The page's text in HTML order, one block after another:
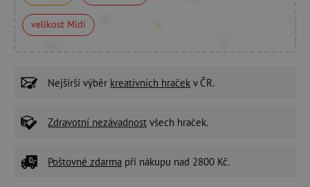
velikost Midi
Nejširší výběr kreativních hraček v ČR.
Zdravotní nezávadnost všech hraček.
Poštovné zdarma při nákupu nad 2800 Kč.